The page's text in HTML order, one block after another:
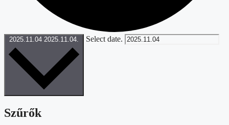
2025.11.04 2025.11.04. Select date.
Szűrők